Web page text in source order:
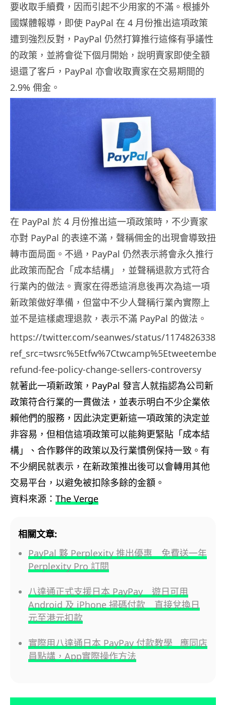
要收取手續費，因而引起不少用家的不滿。根據外
國媒體報導，即使 PayPal 在 4 月份推出這項政策
遭到強烈反對，PayPal 仍然打算推行這條有爭議性
的政策，並將會從下個月開始，說明賣家即使全額
退還了客戶，PayPal 亦會收取賣家在交易期間的
2.9% 佣金。
在 PayPal 於 4 月份推出這一項政策時，不少賣家
亦對 PayPal 的表達不滿，聲稱佣金的出現會導致扭
轉市面局面。不過，PayPal 仍然表示將會永久推行
此政策而配合「成本結構」，並聲稱退款方式符合
行業內的做法。賣家在得悉這消息後再次為這一項
新政策做好準備，但當中不少人聲稱行業內實際上
並不是這樣處理退款，表示不滿 PayPal 的做法。
https://twitter.com/seanwes/status/
refund-fee-policy-change-sellers-controversy
就著此一項新政策，PayPal 發言人就指認為公司新
政策符合行業的一貫做法，並表示明白不少企業依
賴他們的服務，因此決定更新這一項政策的決定並
非容易，但相信這項政策可以能夠更緊貼「成本結
構」、合作夥伴的政策以及行業慣例保持一致。有
不少網民就表示，在新政策推出後可以會轉用其他
交易平台，以避免被扣除多餘的金額。
資料來源： The Verge
相關文章:
PayPal 夥 Perplexity 推出優惠 免費送一年
Perplexity Pro 訂閱
八達通正式支援日本 PayPay 遊日可用
Android 及 iPhone 掃碼付款 直接兌換日
元至港元扣款
實際用八達通日本 PayPay 付款教學 應同店
員點講，App實際操作方法